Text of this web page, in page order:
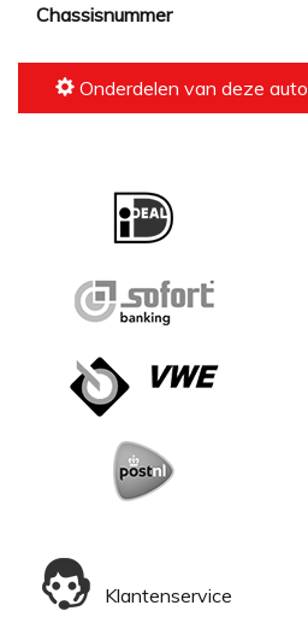
Chassisnummer
Onderdelen van deze auto
Klantenservice